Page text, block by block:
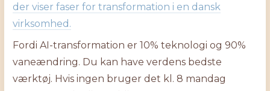
der viser faser for transformation i en dansk
virksomhed.
Fordi AI-transformation er 10% teknologi og 90%
vaneændring. Du kan have verdens bedste
værktøj. Hvis ingen bruger det kl. 8 mandag